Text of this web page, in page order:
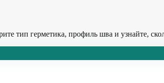
тип герметика, профиль шва и узнайте,